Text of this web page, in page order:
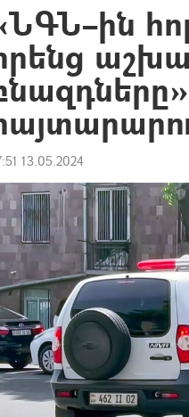
13.05.2024